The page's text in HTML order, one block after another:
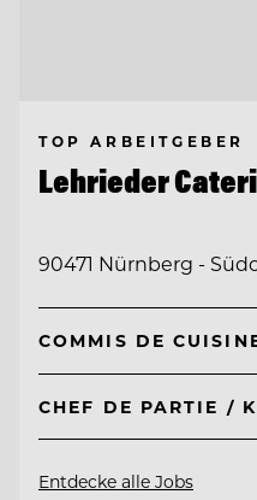
TOP ARBEITGEBER
Lehrieder
90471 Nürnberg -
COMMIS DE
CHEF DE PARTIE /
Entdecke alle Jobs